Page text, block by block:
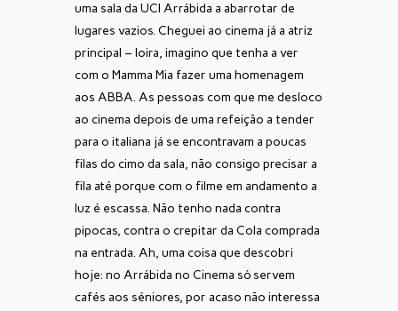
uma sala da UCI Arrábida a abarrotar de
lugares vazios. Cheguei ao cinema já a atriz
principal – loira, imagino que tenha a ver
com o Mamma Mia fazer uma homenagem
aos ABBA. As pessoas com que me desloco
ao cinema depois de uma refeição a tender
para o italiana já se encontravam a poucas
filas do cimo da sala, não consigo precisar a
fila até porque com o filme em andamento a
luz é escassa. Não tenho nada contra
pipocas, contra o crepitar da Cola comprada
na entrada. Ah, uma coisa que descobri
hoje: no Arrábida no Cinema só servem
cafés aos séniores, por acaso não interessa